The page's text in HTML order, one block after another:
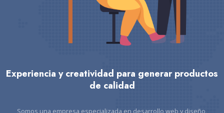
Experiencia y creatividad para generar productos
de calidad
Somos una empresa especializada en desarrollo web y diseño,